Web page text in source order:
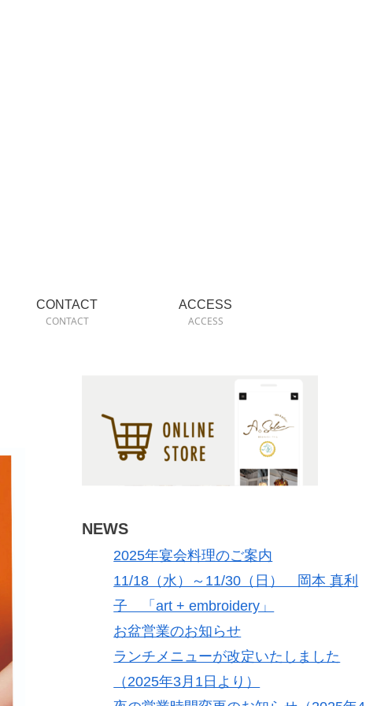
CONTACT
CONTACT
ACCESS
ACCESS
NEWS
2025年宴会料理のご案内
11/18（水）～11/30（日） 岡本 真利
子 「art + embroidery」
お盆営業のお知らせ
ランチメニューが改定いたしました
（2025年3月1日より）